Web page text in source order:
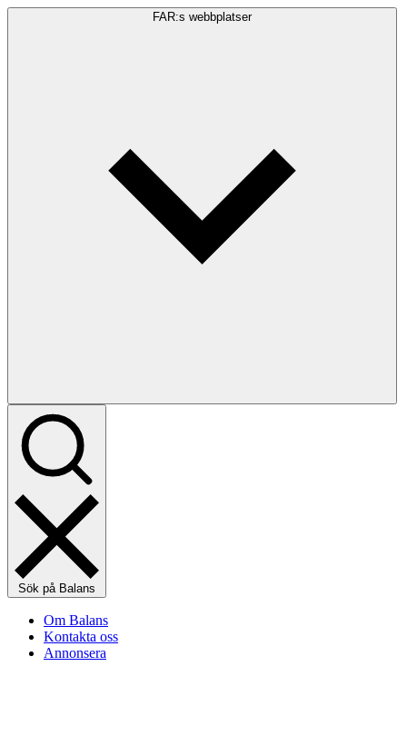
FAR:s webbplatser
Sök på Balans
Om Balans
Kontakta oss
Annonsera